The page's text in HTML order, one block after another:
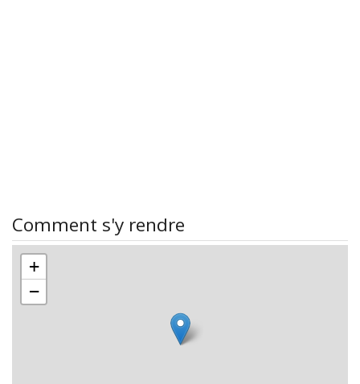
Comment s'y rendre
+
−